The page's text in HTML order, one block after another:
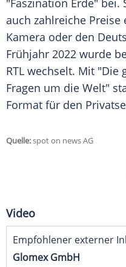
"Faszination Erde"
auch zahlreiche
Kamera oder den
Frühjahr 2022 wurde
RTL wechselt. Mit "Die
Fragen um die Welt"
Format für den
Quelle:spot on news AG
Video
Empfohlener externer
Glomex GmbH